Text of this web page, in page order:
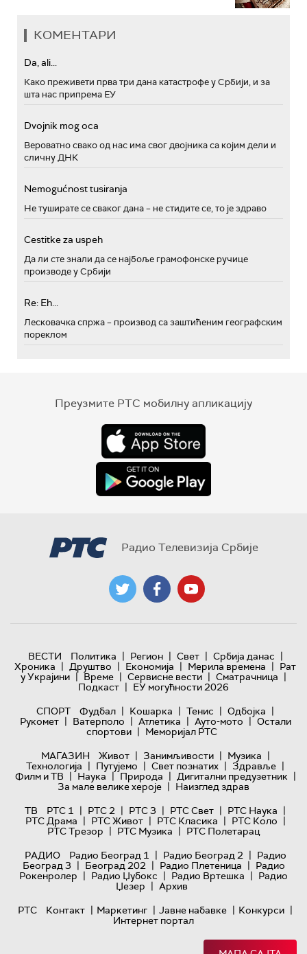
КОМЕНТАРИ
Da, ali...
Како преживети прва три дана катастрофе у Србији, и за
шта нас припрема ЕУ
Dvojnik mog oca
Вероватно свако од нас има свог двојника са којим дели и
сличну ДНК
Nemogućnost tusiranja
Не туширате се сваког дана – не стидите се, то је здраво
Cestitke za uspeh
Да ли сте знали да се најбоље грамофонске ручице
производе у Србији
Re: Eh...
Лесковачка спржа – производ са заштићеним географским
пореклом
Преузмите РТС мобилну апликацију
Радио Телевизија Србије
ВЕСТИ Политика | Регион | Свет | Србија данас |
Хроника | Друштво | Економија | Мерила времена | Рат
у Украјини | Време | Сервисне вести | Сматрачница |
Подкаст | ЕУ могућности 2026
СПОРТ
Фудбал | Кошарка | Тенис | Одбојка |
Рукомет | Ватерполо | Атлетика | Ауто-мото | Остали
спортови | Меморијал РТС
МАГАЗИН
Живот | Занимљивости | Музика |
Технологијa | Путујемо | Свет познатих | Здравље |
Филм и ТВ | Наука | Природа | Дигитални предузетник |
За мале велике хероје | Наизглед здрав
ТВ
РТС 1 | РТС 2 | РТС 3 | РТС Свет | РТС Наука |
РТС Драма | РТС Живот | РТС Класика | РТС Коло |
РТС Трезор | РТС Музика | РТС Полетарац
РАДИО
Радио Београд 1 | Радио Београд 2 | Радио
Београд 3 | Београд 202 | Радио Плетеница | Радио
Рокенролер | Радио Џубокс | Радио Вртешка | Радио
Џезер | Архив
РТС
Контакт | Маркетинг | Јавне набавке | Конкурси |
Интернет портал